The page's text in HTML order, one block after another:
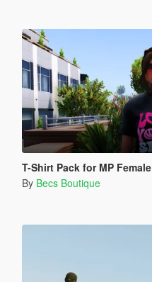
T-Shirt Pack for MP Female
By Becs Boutique